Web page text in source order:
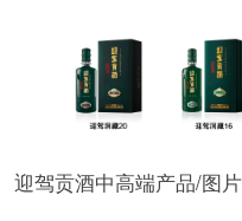
迎驾贡酒中高端产品/图